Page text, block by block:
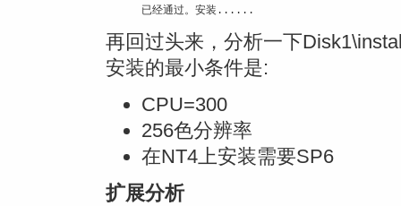
再回过头来，分析一下
安装的最小条件是:
CPU=300
256色分辨率
在NT4上安装需要SP6
扩展分析